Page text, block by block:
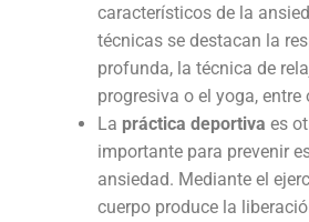
característicos de la
técnicas se destacan la
profunda, la técnica de
progresiva o el yoga, entre
La práctica deportiva es
importante para prevenir
ansiedad. Mediante el
cuerpo produce la